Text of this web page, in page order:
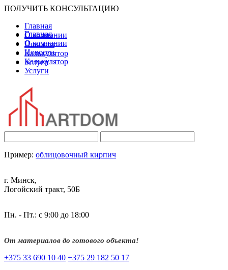
ПОЛУЧИТЬ КОНСУЛЬТАЦИЮ
Главная
О компании
Новости
Калькулятор
Услуги
Главная
О компании
Новости
Калькулятор
Услуги
Пример: облицовочный кирпич
г. Минск,
Логойский тракт, 50Б
Пн. - Пт.: с 9:00 до 18:00
От материалов до готового объекта!
+375 33 690 10 40 +375 29 182 50 17